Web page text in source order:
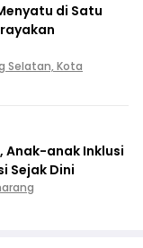
di Satu
Selatan, Kota
Anak-anak Inklusi
Sejak Dini